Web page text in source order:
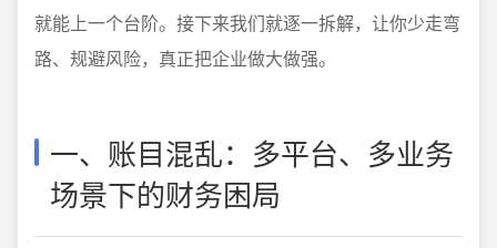
就能上一个台阶。接下来我们就逐一拆解，让你少走弯
路、规避风险，真正把企业做大做强。
一、账目混乱：多平台、多业务
场景下的财务困局